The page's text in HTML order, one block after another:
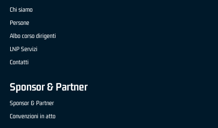
Chi siamo
Persone
Albo corso dirigenti
LNP Servizi
Contatti
Sponsor & Partner
Sponsor & Partner
Convenzioni in atto